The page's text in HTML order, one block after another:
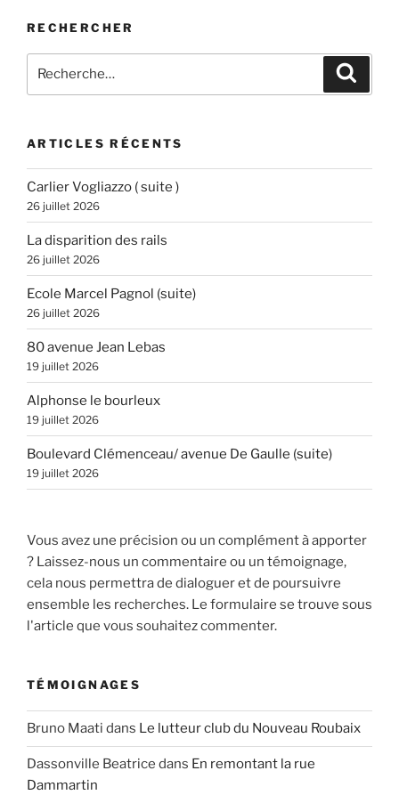
RECHERCHER
pour
ARTICLES RÉCENTS
Carlier Vogliazzo ( suite )
26 juillet 2026
La disparition des rails
26 juillet 2026
Ecole Marcel Pagnol (suite)
26 juillet 2026
80 avenue Jean Lebas
19 juillet 2026
Alphonse le bourleux
19 juillet 2026
Boulevard Clémenceau/ avenue De Gaulle (suite)
19 juillet 2026
Vous avez une précision ou un complément à apporter
? Laissez-nous un commentaire ou un témoignage,
cela nous permettra de dialoguer et de poursuivre
ensemble les recherches. Le formulaire se trouve sous
l'article que vous souhaitez commenter.
TÉMOIGNAGES
Bruno Maati dans Le lutteur club du Nouveau Roubaix
Dassonville Beatrice dans En remontant la rue
Dammartin